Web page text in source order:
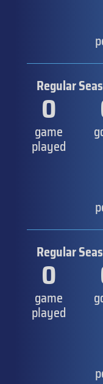
Regular
0
game
played
Regular
0
game
played